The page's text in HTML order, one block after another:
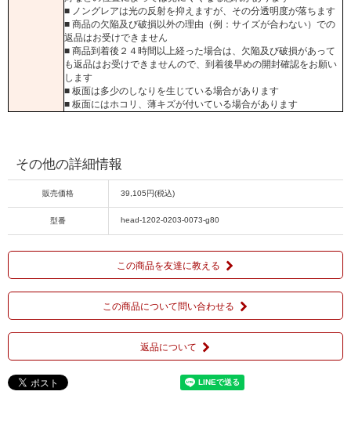
■ ノングレアは光の反射を抑えますが、その分透明度が落ちます
■ 商品の欠陥及び破損以外の理由（例：サイズが合わない）での
返品はお受けできません
■ 商品到着後２４時間以上経った場合は、欠陥及び破損があって
も返品はお受けできませんので、到着後早めの開封確認をお願い
します
■ 板面は多少のしなりを生じている場合があります
■ 板面にはホコリ、薄キズが付いている場合があります
その他の詳細情報
販売価格 39,105円(税込)
型番 head-1202-0203-0073-g80
この商品を友達に教える
この商品について問い合わせる
返品について